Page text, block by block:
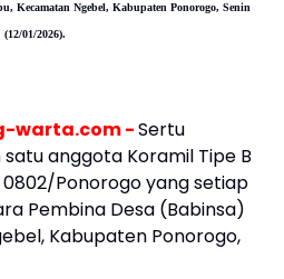
Kecamatan Ngebel, Kabupaten Ponorogo, Senin
(12/01/2026).
warta.com -Sertu
anggota Koramil Tipe B
0802/Ponorogo yang setiap
Pembina Desa (Babinsa)
Kabupaten Ponorogo,